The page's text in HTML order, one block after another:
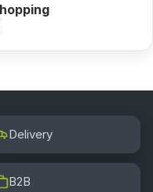
Delivery
B2B